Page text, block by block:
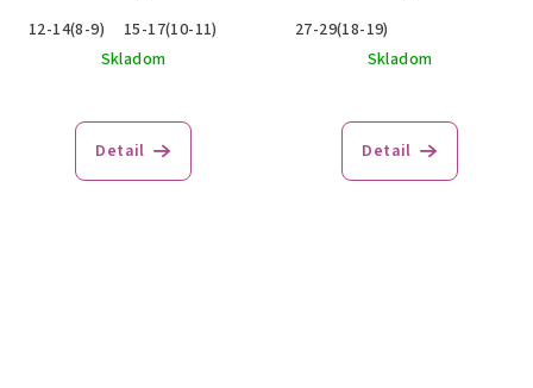
12-14(8-9)
15-17(10-11)
Skladom
Detail
27-29(18-19)
Skladom
Detail